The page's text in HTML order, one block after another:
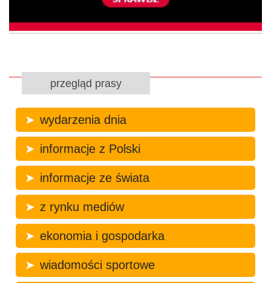
przegląd prasy
wydarzenia dnia
informacje z Polski
informacje ze świata
z rynku mediów
ekonomia i gospodarka
wiadomości sportowe